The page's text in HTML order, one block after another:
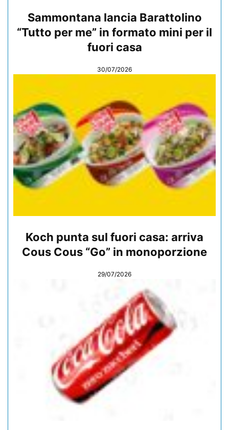
Sammontana lancia Barattolino
“Tutto per me” in formato mini per il
fuori casa
30/07/2026
Koch punta sul fuori casa: arriva
Cous Cous “Go” in monoporzione
29/07/2026